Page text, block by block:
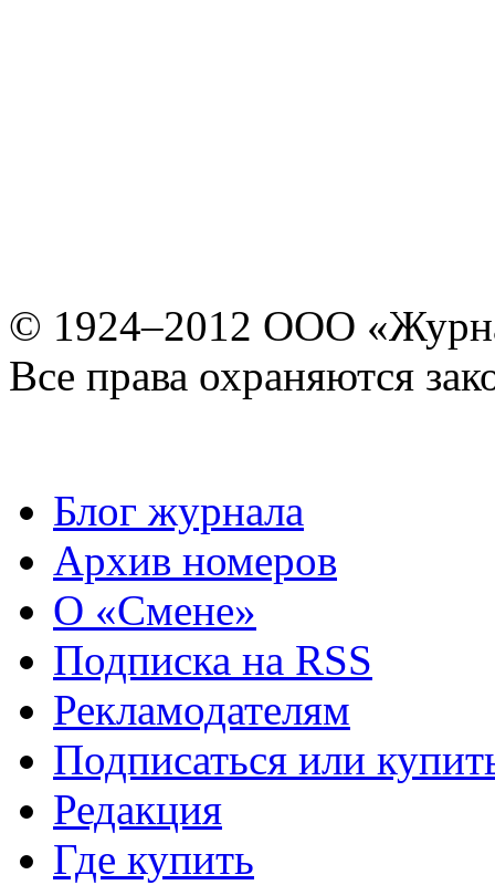
© 1924–2012 ООО
Все права охраняются
Блог журнала
Архив номеров
О «Смене»
Подписка на RSS
Рекламодателям
Подписаться или
Редакция
Где купить